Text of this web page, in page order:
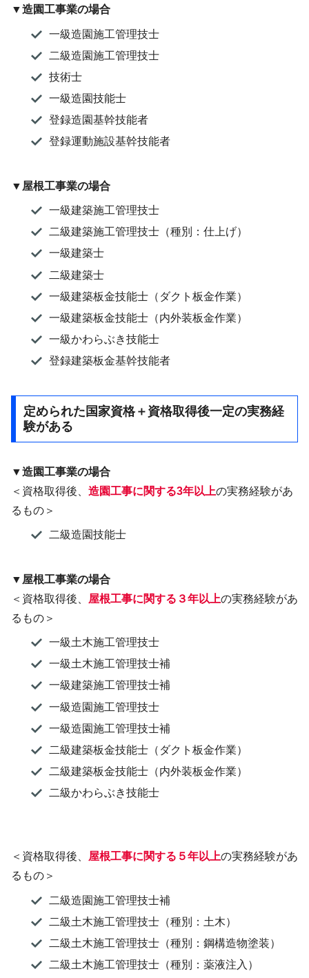
▼造園工事業の場合
一級造園施工管理技士
二級造園施工管理技士
技術士
一級造園技能士
登録造園基幹技能者
登録運動施設基幹技能者
▼屋根工事業の場合
一級建築施工管理技士
二級建築施工管理技士（種別：仕上げ）
一級建築士
二級建築士
一級建築板金技能士（ダクト板金作業）
一級建築板金技能士（内外装板金作業）
一級かわらぶき技能士
登録建築板金基幹技能者
定められた国家資格＋資格取得後一定の実務経
験がある
▼造園工事業の場合
＜資格取得後、 造園工事に関する3年以上の実務経験があ
るもの＞
二級造園技能士
▼屋根工事業の場合
＜資格取得後、 屋根工事に関する３年以上の実務経験があ
るもの＞
一級土木施工管理技士
一級土木施工管理技士補
一級建築施工管理技士補
一級造園施工管理技士
一級造園施工管理技士補
二級建築板金技能士（ダクト板金作業）
二級建築板金技能士（内外装板金作業）
二級かわらぶき技能士
＜資格取得後、 屋根工事に関する５年以上の実務経験があ
るもの＞
二級造園施工管理技士補
二級土木施工管理技士（種別：土木）
二級土木施工管理技士（種別：鋼構造物塗装）
二級土木施工管理技士（種別：薬液注入）